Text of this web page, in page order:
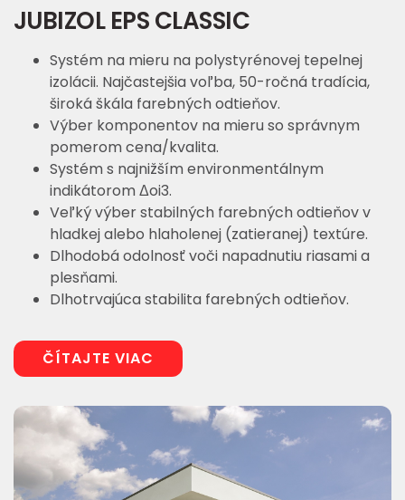
JUBIZOL EPS CLASSIC
Systém na mieru na polystyrénovej tepelnej
izolácii. Najčastejšia voľba, 50-ročná tradícia,
široká škála farebných odtieňov.
Výber komponentov na mieru so správnym
pomerom cena/kvalita.
Systém s najnižším environmentálnym
indikátorom Δoi3.
Veľký výber stabilných farebných odtieňov v
hladkej alebo hlaholenej (zatieranej) textúre.
Dlhodobá odolnosť voči napadnutiu riasami a
plesňami.
Dlhotrvajúca stabilita farebných odtieňov.
ČÍTAJTE VIAC